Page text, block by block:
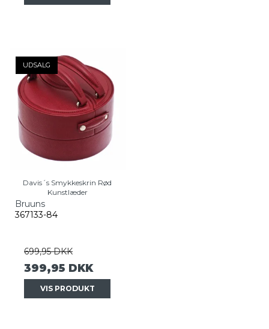
UDSALG
Davis´s Smykkeskrin Rød
Kunstlæder
Bruuns
367133-84
699,95 DKK
399,95 DKK
VIS PRODUKT